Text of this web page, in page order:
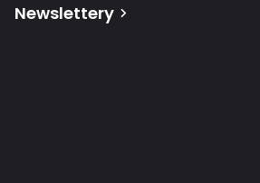
Newslettery